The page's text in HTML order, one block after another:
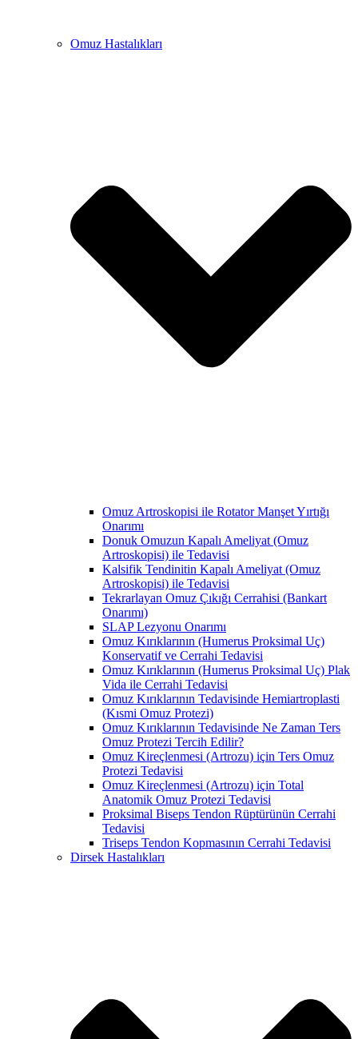
Omuz Hastalıkları
Omuz Artroskopisi ile Rotator Manşet Yırtığı
Onarımı
Donuk Omuzun Kapalı Ameliyat (Omuz
Artroskopisi) ile Tedavisi
Kalsifik Tendinitin Kapalı Ameliyat (Omuz
Artroskopisi) ile Tedavisi
Tekrarlayan Omuz Çıkığı Cerrahisi (Bankart
Onarımı)
SLAP Lezyonu Onarımı
Omuz Kırıklarının (Humerus Proksimal Uç)
Konservatif ve Cerrahi Tedavisi
Omuz Kırıklarının (Humerus Proksimal Uç) Plak
Vida ile Cerrahi Tedavisi
Omuz Kırıklarının Tedavisinde Hemiartroplasti
(Kısmi Omuz Protezi)
Omuz Kırıklarının Tedavisinde Ne Zaman Ters
Omuz Protezi Tercih Edilir?
Omuz Kireçlenmesi (Artrozu) için Ters Omuz
Protezi Tedavisi
Omuz Kireçlenmesi (Artrozu) için Total
Anatomik Omuz Protezi Tedavisi
Proksimal Biseps Tendon Rüptürünün Cerrahi
Tedavisi
Triseps Tendon Kopmasının Cerrahi Tedavisi
Dirsek Hastalıkları